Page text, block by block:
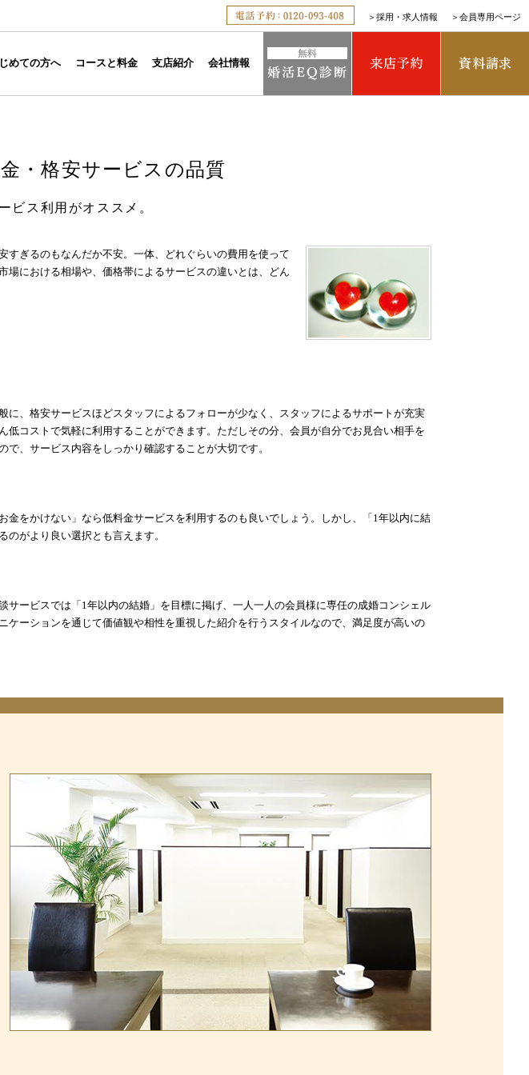
＞ 採用・求人情報 ＞ 会員専用ページ
めての方へ コースと料金 支店紹介 会社情報
・格安サービスの品質
ビス利用がオススメ。
すぎるのもなんだか不安。一体、どれぐらいの費用を使って
における相場や、価格帯によるサービスの違いとは、どん
、格安サービスほどスタッフによるフォローが少なく、スタッフによるサポートが充実
コストで気軽に利用することができます。ただしその分、会員が自分でお見合い相手を
、サービス内容をしっかり確認することが大切です。
をかけない」なら低料金サービスを利用するのも良いでしょう。しかし、「1年以内に結
がより良い選択とも言えます。
ービスでは「1年以内の結婚」を目標に掲げ、一人一人の会員様に専任の成婚コンシェル
ーションを通じて価値観や相性を重視した紹介を行うスタイルなので、満足度が高いの